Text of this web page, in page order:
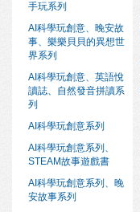
手玩系列
AI科學玩創意、晚安故
事、樂樂貝貝的異想世
界系列
AI科學玩創意、英語悅
讀誌、自然發音拼讀系
列
AI科學玩創意系列
AI科學玩創意系列、
STEAM故事遊戲書
AI科學玩創意系列、晚
安故事系列